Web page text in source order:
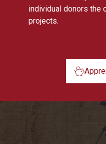
individual donors the
projects.